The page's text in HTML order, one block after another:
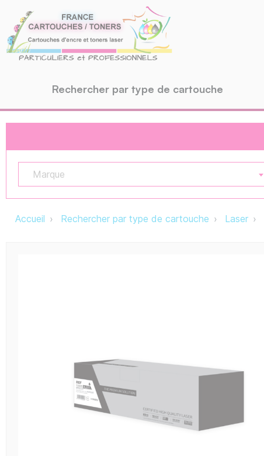
Rechercher par type de cartouche
Marque
Accueil Rechercher par type de cartouche Laser